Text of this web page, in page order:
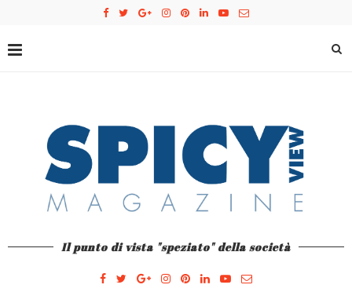
Il punto di vista "speziato" della società